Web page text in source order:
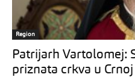
Region
Patrijarh Vartolomej:
priznata crkva u